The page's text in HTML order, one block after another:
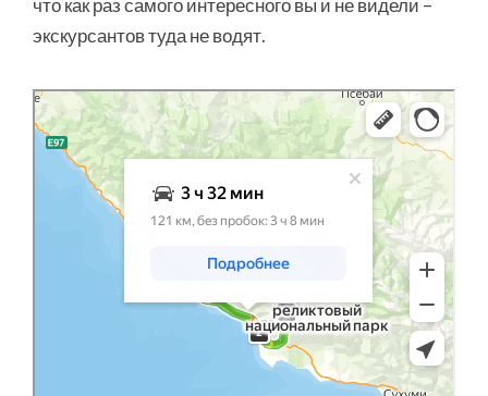
экскурсантов туда не водят.
Яндекс Карты
Яндекс Карты